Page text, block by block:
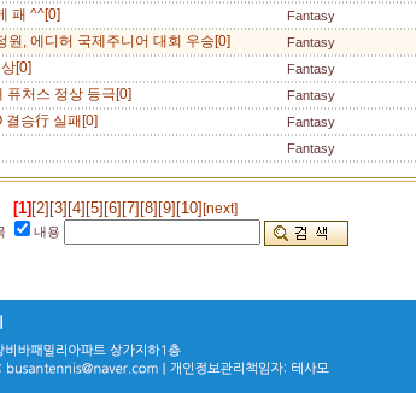
패 ^^[0] Fantasy
원, 에디허 국제주니어 대회 우승[0] Fantasy
[0] Fantasy
퓨처스 정상 등극[0] Fantasy
결승行 실패[0] Fantasy
Fantasy
[1] [2] [3] [4] [5] [6] [7] [8] [9] [10] [next]
내용